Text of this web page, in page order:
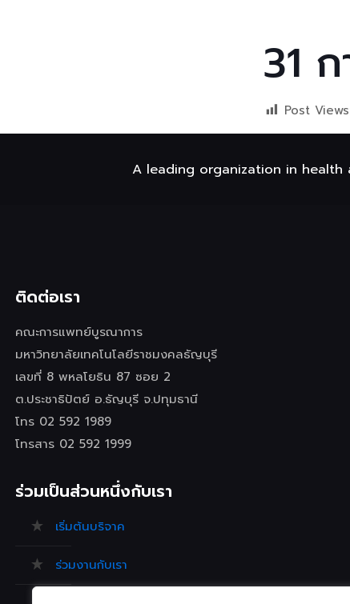
31
Post
A leading organization in
ติดต่อเรา
คณะการแพทย์บูรณาการ
มหาวิทยาลัยเทคโนโลยีราชมงคลธัญบุรี
เลขที่ 8 พหลโยธิน 87 ซอย 2
ต.ประชาธิปัตย์ อ.ธัญบุรี จ.ปทุมธานี
โทร 02 592 1989
โทรสาร 02 592 1999
ร่วมเป็นส่วนหนึ่งกับเรา
เริ่มต้นบริจาค
ร่วมงานกับเรา